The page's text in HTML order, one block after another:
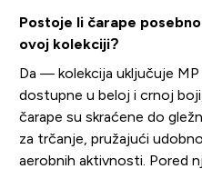
Postoje li čarape
ovoj kolekciji?
Da — kolekcija uključuje MP
dostupne u beloj i crnoj
čarape su skraćene do
za trčanje, pružajući
aerobnih aktivnosti. Pored